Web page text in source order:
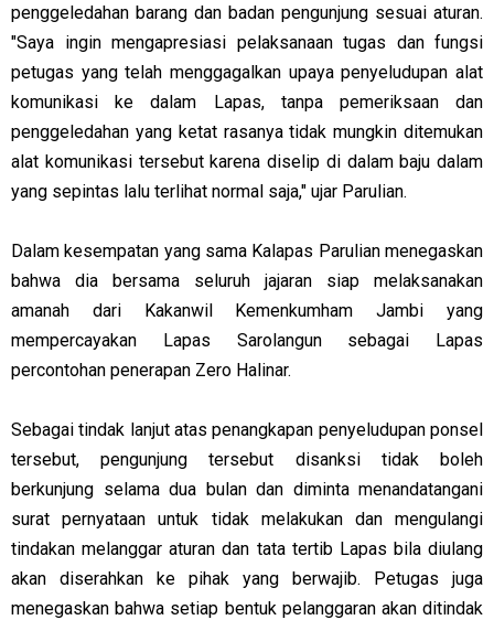
penggeledahan barang dan badan pengunjung sesuai aturan.
"Saya ingin mengapresiasi pelaksanaan tugas dan fungsi
petugas yang telah menggagalkan upaya penyeludupan alat
komunikasi ke dalam Lapas, tanpa pemeriksaan dan
penggeledahan yang ketat rasanya tidak mungkin ditemukan
alat komunikasi tersebut karena diselip di dalam baju dalam
yang sepintas lalu terlihat normal saja," ujar Parulian.
Dalam kesempatan yang sama Kalapas Parulian menegaskan
bahwa dia bersama seluruh jajaran siap melaksanakan
amanah dari Kakanwil Kemenkumham Jambi yang
mempercayakan Lapas Sarolangun sebagai Lapas
percontohan penerapan Zero Halinar.
Sebagai tindak lanjut atas penangkapan penyeludupan ponsel
tersebut, pengunjung tersebut disanksi tidak boleh
berkunjung selama dua bulan dan diminta menandatangani
surat pernyataan untuk tidak melakukan dan mengulangi
tindakan melanggar aturan dan tata tertib Lapas bila diulang
akan diserahkan ke pihak yang berwajib. Petugas juga
menegaskan bahwa setiap bentuk pelanggaran akan ditindak